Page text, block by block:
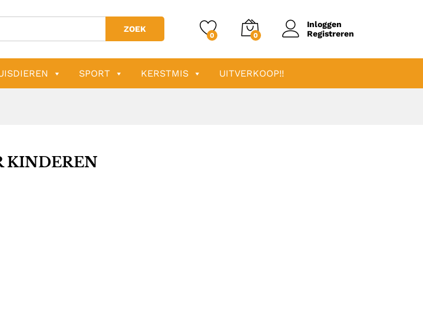
ZOEK
0 0
Inloggen
Registreren
SPORT KERSTMIS UITVERKOOP!!
KINDEREN